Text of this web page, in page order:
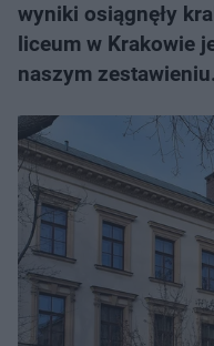
wyniki osiągnęły
liceum w Krakowie
naszym zestawieniu.